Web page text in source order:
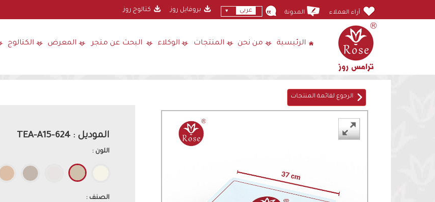
آراء العملاء المدونة عربى بروفايل روز كتالوج روز
الرئيسية من نحن المنتجات الوكلاء البحث عن متجر المعرض الكتالوج
الرجوع لقائمة المنتجات
الموديل : 624-TEA-A15
اللون :
الصنف :